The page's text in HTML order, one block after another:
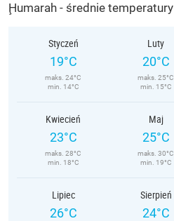
Ḩumarah - średnie temperatury
Styczeń
19°C
maks. 24°C
min. 14°C
Luty
20°C
maks. 25°C
min. 15°C
Kwiecień
23°C
maks. 28°C
min. 18°C
Maj
25°C
maks. 30°C
min. 19°C
Lipiec
26°C
Sierpień
24°C